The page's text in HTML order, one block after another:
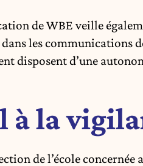
de WBE veille
les communications
disposent d’une
à la
de l’école concernée